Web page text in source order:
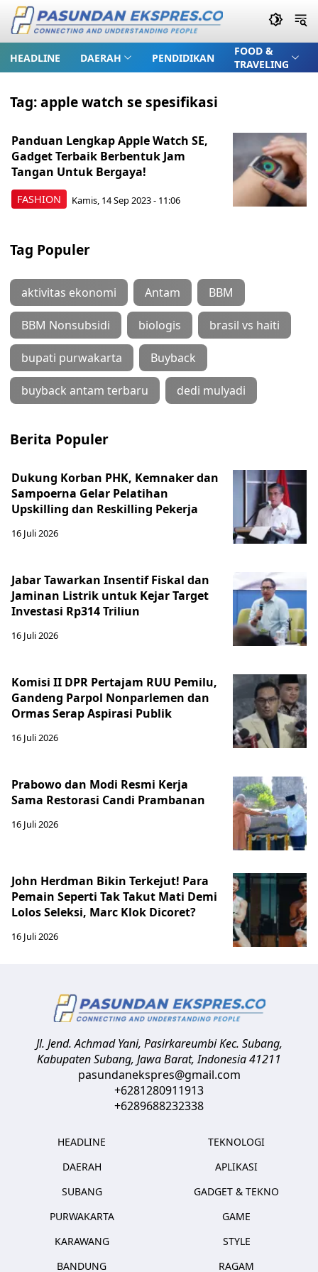
HEADLINE DAERAH PENDIDIKAN
FOOD &
TRAVELING
Tag:apple watch se spesifikasi
FASHION
Panduan Lengkap Apple Watch SE,
Gadget Terbaik Berbentuk Jam
Tangan Untuk Bergaya!
Kamis, 14 Sep 2023 - 11:06
Tag Populer
aktivitas ekonomi Antam BBM
BBM Nonsubsidi biologis brasil vs haiti
bupati purwakarta Buyback
buyback antam terbaru dedi mulyadi
Berita Populer
Dukung Korban PHK, Kemnaker dan
Sampoerna Gelar Pelatihan
Upskilling dan Reskilling Pekerja
16 Juli 2026
Jabar Tawarkan Insentif Fiskal dan
Jaminan Listrik untuk Kejar Target
Investasi Rp314 Triliun
16 Juli 2026
Komisi II DPR Pertajam RUU Pemilu,
Gandeng Parpol Nonparlemen dan
Ormas Serap Aspirasi Publik
16 Juli 2026
Prabowo dan Modi Resmi Kerja
Sama Restorasi Candi Prambanan
16 Juli 2026
John Herdman Bikin Terkejut! Para
Pemain Seperti Tak Takut Mati Demi
Lolos Seleksi, Marc Klok Dicoret?
16 Juli 2026
Jl. Jend. Achmad Yani, Pasirkareumbi Kec. Subang,
Kabupaten Subang, Jawa Barat,Indonesia41211
pasundanekspres@gmail.com
+6281280911913
+6289688232338
HEADLINE
DAERAH
SUBANG
PURWAKARTA
KARAWANG
BANDUNG
TEKNOLOGI
APLIKASI
GADGET & TEKNO
GAME
STYLE
RAGAM